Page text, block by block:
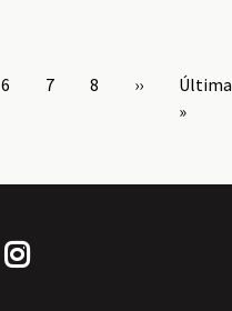
Page
6 Page
7 Page
8
Siguiente
página
››
Última
página
Última
»